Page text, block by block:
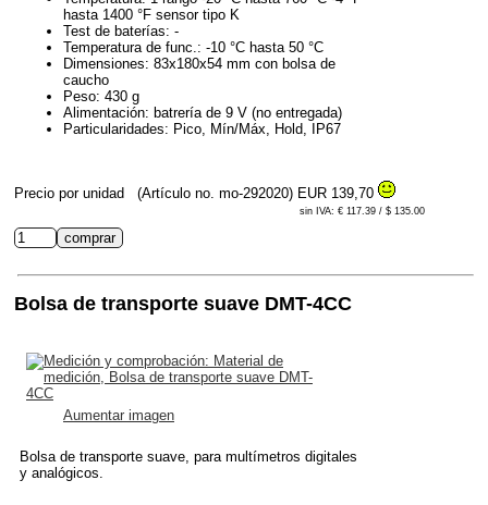
hasta 1400 °F sensor tipo K
Test de baterías: -
Temperatura de func.: -10 °C hasta 50 °C
Dimensiones: 83x180x54 mm con bolsa de
caucho
Peso: 430 g
Alimentación: batrería de 9 V (no entregada)
Particularidades: Pico, Mín/Máx, Hold, IP67
Precio por unidad (Artículo no. mo-292020) EUR 139,70
sin IVA: € 117.39 / $ 135.00
Bolsa de transporte suave DMT-4CC
Aumentar imagen
Bolsa de transporte suave, para multímetros digitales
y analógicos.